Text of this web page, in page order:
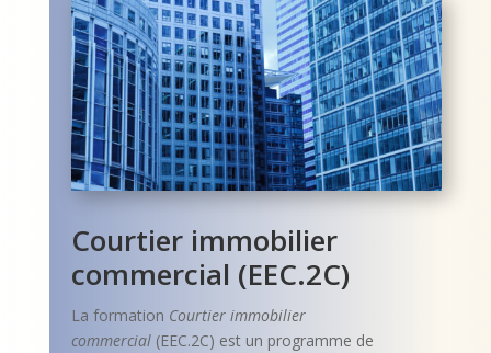
Courtier immobilier
commercial (EEC.2C)
La formation Courtier immobilier
commercial(EEC.2C) est un programme de